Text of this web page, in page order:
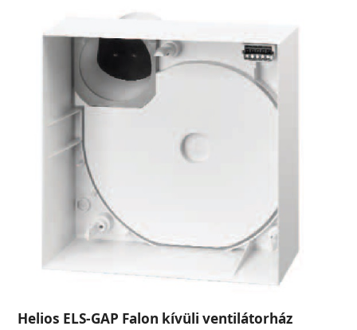
Helios ELS-GAP Falon kívüli ventilátorház